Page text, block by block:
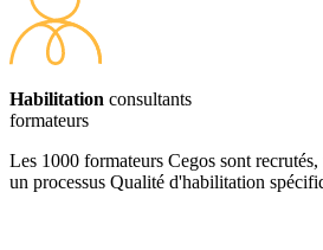
Habilitation consultants
formateurs
Les 1000 formateurs Cegos sont
un processus Qualité d'habilitation